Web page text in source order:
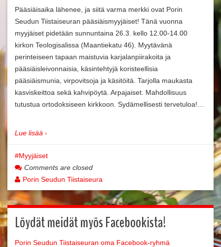
Pääsiäisaika lähenee, ja siitä varma merkki ovat Porin
Seudun Tiistaiseuran pääsiäismyyjäiset! Tänä vuonna
myyjäiset pidetään sunnuntaina 26.3. kello 12.00-14.00
kirkon Teologisalissa (Maantiekatu 46). Myytävänä
perinteiseen tapaan maistuvia karjalanpiirakoita ja
pääsiäisleivonnaisia, käsintehtyjä koristeellisia
pääsiäismunia, virpovitsoja ja käsitöitä. Tarjolla maukasta
kasviskeittoa sekä kahvipöytä. Arpajaiset. Mahdollisuus
tutustua ortodoksiseen kirkkoon. Sydämellisesti tervetuloa!…
Lue lisää
Myyjäiset
Comments are closed
Porin Seudun Tiistaiseura
Löydät meidät myös Facebookista!
Porin Seudun Tiistaiseuran oma Facebook-ryhmä